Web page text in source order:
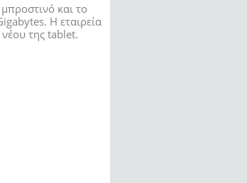
και το
Η εταιρεία
της tablet.